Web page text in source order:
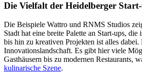
Die Vielfalt der Heidelberger Start-
Die Beispiele Wattro und RNMS Studios
Stadt hat eine breite Palette an Start-ups,
bis hin zu kreativen Projekten ist alles
Innovationslandschaft. Es gibt hier viele
Gasthäusern bis zu modernen Restaurants,
kulinarische Szene.